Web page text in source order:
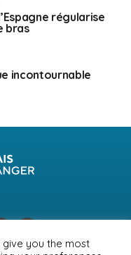
régularise
bras
incontournable
you the most